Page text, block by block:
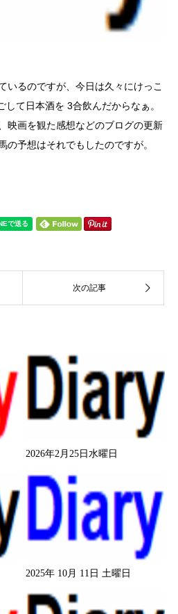
るのですが、今日は久々にけっこ
て日本酒を 3合飲んだからなぁ。
映画を観た感想などのブログの更新
の予想はそれでもしたのですが。
2026年2月25日水曜日
2025年 10月 11日 土曜日